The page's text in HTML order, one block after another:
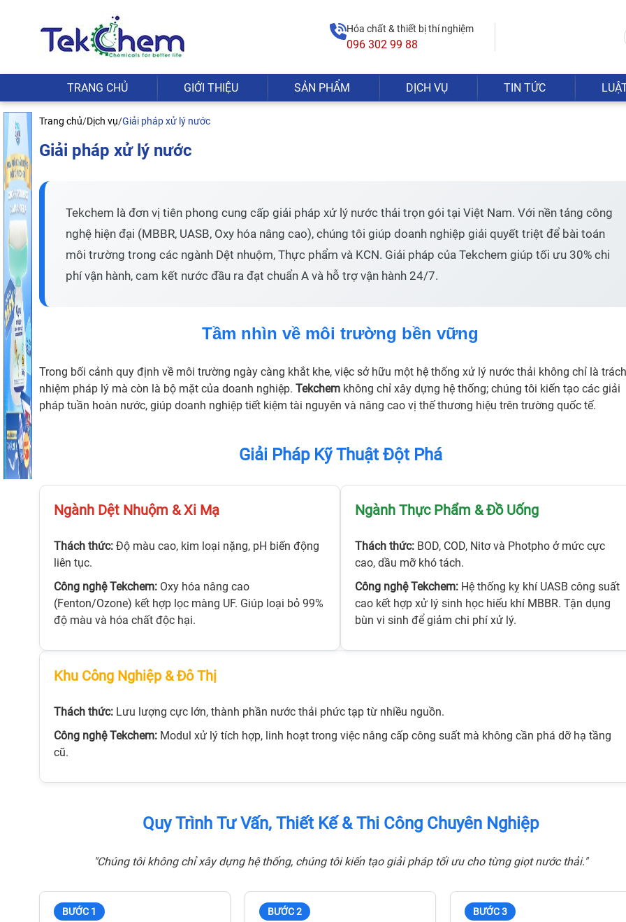
Hóa chất & thiết bị thí nghiệm
096 302 99 88
TRANG CHỦ GIỚI THIỆU SẢN PHẨM
Hợp chất tạp chức, Polime
Kim loại
Hóa chất tinh khiết Trung
Hóa chất ngành y tế
DỊCH VỤ TIN TỨC
Trang chủ/Dịch vụ/Giải pháp xử lý nước
Giải pháp xử lý nước
Tekchem là đơn vị tiên phong cung cấp giải pháp xử lý nước thải trọn gói tại Việt Nam. Với nền tảng công
nghệ hiện đại (MBBR, UASB, Oxy hóa nâng cao), chúng tôi giúp doanh nghiệp giải quyết triệt để bài toán
môi trường trong các ngành Dệt nhuộm, Thực phẩm và KCN. Giải pháp của Tekchem giúp tối ưu 30% chi
phí vận hành, cam kết nước đầu ra đạt chuẩn A và hỗ trợ vận hành 24/7.
Tầm nhìn về môi trường bền vững
Trong bối cảnh quy định về môi trường ngày càng khắt khe, việc sở hữu một hệ thống xử lý nước thải không chỉ là trách
nhiệm pháp lý mà còn là bộ mặt của doanh nghiệp. Tekchem không chỉ xây dựng hệ thống; chúng tôi kiến tạo các giải
pháp tuần hoàn nước, giúp doanh nghiệp tiết kiệm tài nguyên và nâng cao vị thế thương hiệu trên trường quốc tế.
Giải Pháp Kỹ Thuật Đột Phá
Ngành Dệt Nhuộm & Xi Mạ
Thách thức: Độ màu cao, kim loại nặng, pH biến động
liên tục.
Công nghệ Tekchem: Oxy hóa nâng cao
(Fenton/Ozone) kết hợp lọc màng UF. Giúp loại bỏ 99%
độ màu và hóa chất độc hại.
Ngành Thực Phẩm & Đồ Uống
Thách thức: BOD, COD, Nitơ và Photpho ở mức cực
cao, dầu mỡ khó tách.
Công nghệ Tekchem: Hệ thống kỵ khí UASB công suất
cao kết hợp xử lý sinh học hiếu khí MBBR. Tận dụng
bùn vi sinh để giảm chi phí xử lý.
Khu Công Nghiệp & Đô Thị
Thách thức: Lưu lượng cực lớn, thành phần nước thải phức tạp từ nhiều nguồn.
Công nghệ Tekchem: Modul xử lý tích hợp, linh hoạt trong việc nâng cấp công suất mà không cần phá dỡ hạ tầng
cũ.
Quy Trình Tư Vấn, Thiết Kế & Thi Công Chuyên Nghiệp
"Chúng tôi không chỉ xây dựng hệ thống, chúng tôi kiến tạo giải pháp tối ưu cho từng giọt nước thải."
BƯỚC 1 BƯỚC 2 BƯỚC 3
Hệ thống tinh sạch nước tinh khiết phòng
thí nghiệm Milli-Q® IX 7005
Liên hệ